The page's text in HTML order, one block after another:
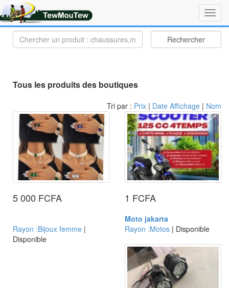
Rechercher
Tous les produits des boutiques
Tri par : Prix | Date Affichage | Nom
5 000 FCFA
Rayon :Bijoux femme |
Disponible
1 FCFA
Moto jakarta
Rayon :Motos | Disponible